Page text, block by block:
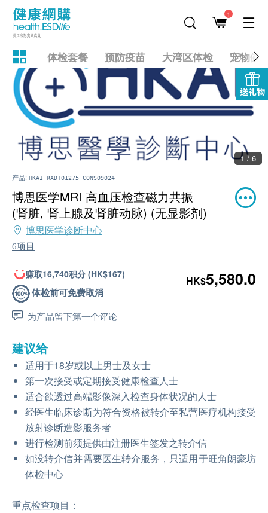
1
体检套餐 预防疫苗 大湾区体检 宠物健
送礼物
1 / 6
产品: HKAI_RADT01275_CONS09024
博思医学MRI 高血压检查磁力共振
(肾脏, 肾上腺及肾脏动脉) (无显影剂)
博思医学诊断中心
6项目
赚取16,740积分 (HK$167)
体检前可免费取消
为产品留下第一个评论
HK$5,580.0
建议给
适用于18岁或以上男士及女士
第一次接受或定期接受健康检查人士
适合欲透过高端影像深入检查身体状况的人士
经医生临床诊断为符合资格被转介至私营医疗机构接受
放射诊断造影服务者
进行检测前须提供由注册医生签发之转介信
如没转介信并需要医生转介服务，只适用于旺角朗豪坊
体检中心
重点检查项目：